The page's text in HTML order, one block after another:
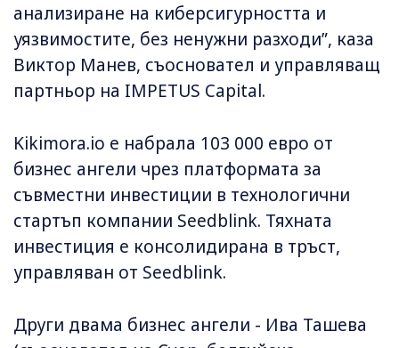
анализиране на киберсигурността и
уязвимостите, без ненужни разходи”, каза
Виктор Манев, съосновател и управляващ
партньор на IMPETUS Capital.
Kikimora.io е набрала 103 000 евро от
бизнес ангели чрез платформата за
съвместни инвестиции в технологични
стартъп компании Seedblink. Тяхната
инвестиция е консолидирана в тръст,
управляван от Seedblink.
Други двама бизнес ангели - Ива Ташева